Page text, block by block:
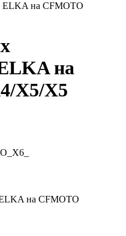
ELKA на CFMOTO
на
X5/X5
на CFMOTO